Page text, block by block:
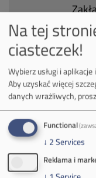
Na tej
ciasteczek!
Wybierz usługi i
Aby uzyskać więcej
danych wrażliwych,
Functional
↓ 2Services
Reklama i